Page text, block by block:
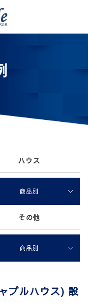
ハウス
商品別
その他
商品別
ブルハウス) 設